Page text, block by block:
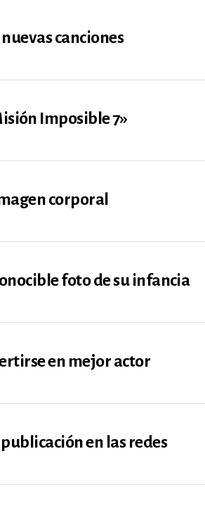
canciones
Imposible 7»
corporal
foto de su infancia
en mejor actor
en las redes